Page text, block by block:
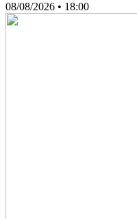
08/08/2026 • 18:00